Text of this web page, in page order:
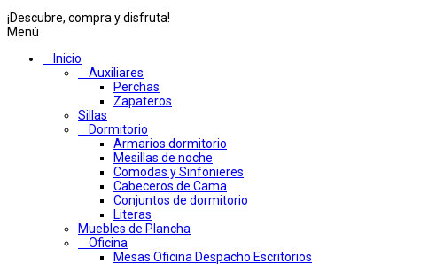
¡Descubre, compra y disfruta!
Menú
Inicio
Auxiliares
Perchas
Zapateros
Sillas
Dormitorio
Armarios dormitorio
Mesillas de noche
Comodas y Sinfonieres
Cabeceros de Cama
Conjuntos de dormitorio
Literas
Muebles de Plancha
Oficina
Mesas Oficina Despacho Escritorios